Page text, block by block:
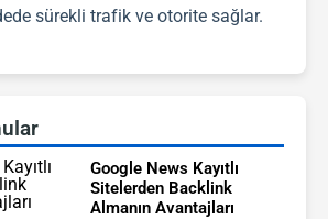
sürekli trafik ve otorite sağlar.
Google News Kayıtlı
Sitelerden Backlink
Almanın Avantajları